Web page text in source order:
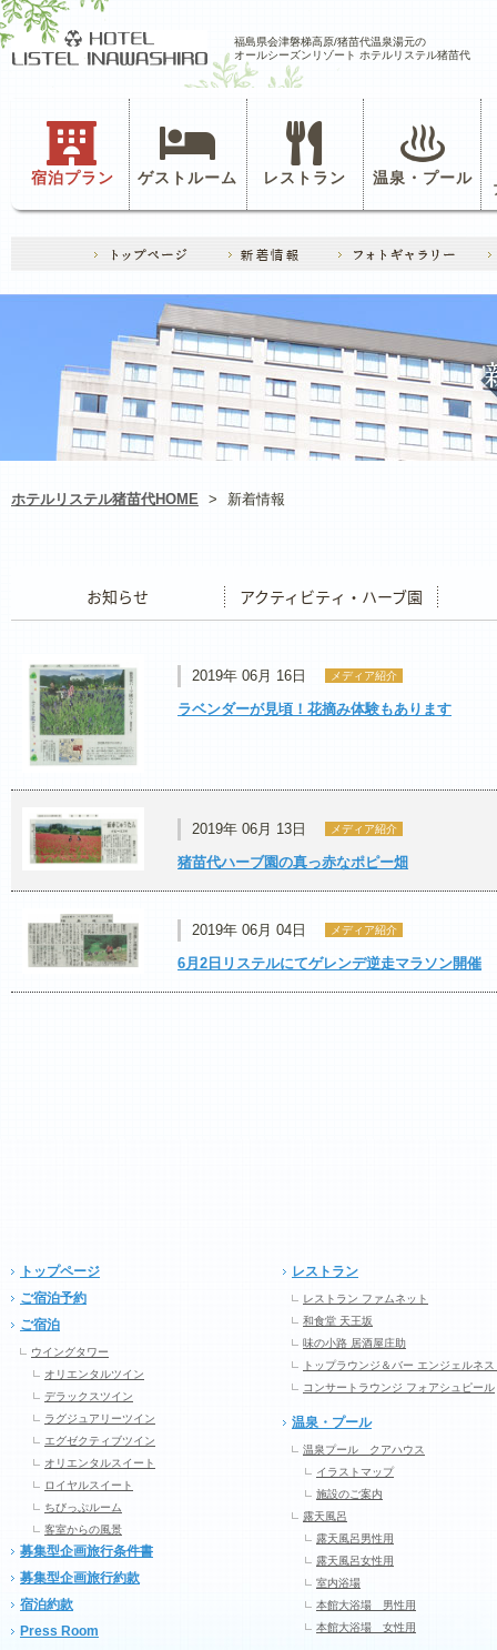
福島県会津磐梯高原/猪苗代温泉湯元の
オールシーズンリゾート ホテルリステル猪苗代
宿泊プラン ゲストルーム レストラン 温泉・プール
ホテルリステル猪苗代HOME > 新着情報
2019年 06月 16日 メディア紹介
ラベンダーが見頃！花摘み体験もあります
2019年 06月 13日 メディア紹介
猪苗代ハーブ園の真っ赤なポピー畑
2019年 06月 04日 メディア紹介
6月2日リステルにてゲレンデ逆走マラソン開催
トップページ
ご宿泊予約
ご宿泊
ウイングタワー
オリエンタルツイン
デラックスツイン
ラグジュアリーツイン
エグゼクティブツイン
オリエンタルスイート
ロイヤルスイート
ちびっぷルーム
客室からの風景
募集型企画旅行条件書
募集型企画旅行約款
宿泊約款
Press Room
レストラン
レストラン ファムネット
和食堂 天王坂
味の小路 居酒屋庄助
トップラウンジ＆バー エンジェルネス
コンサートラウンジ フォアシュピール
温泉・プール
温泉プール クアハウス
イラストマップ
施設のご案内
露天風呂
露天風呂男性用
露天風呂女性用
室内浴場
本館大浴場 男性用
本館大浴場 女性用